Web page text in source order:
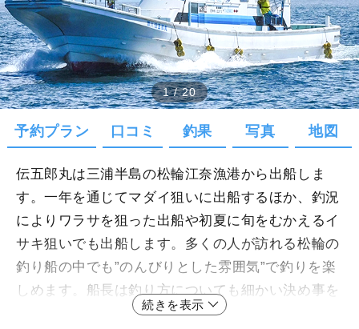
1/20
予約プラン 口コミ 釣果 写真 地図
伝五郎丸は三浦半島の松輪江奈漁港から出船しま
す。一年を通じてマダイ狙いに出船するほか、釣況
によりワラサを狙った出船や初夏に旬をむかえるイ
サキ狙いでも出船します。多くの人が訪れる松輪の
釣り船の中でも”のんびりとした雰囲気”で釣りを楽
しめます。船長は釣り方についても細かい決め事を
指示せず、釣り人の方の思い思いの釣りを尊重しま
続きを表示